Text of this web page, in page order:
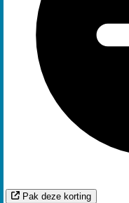
Pak deze korting